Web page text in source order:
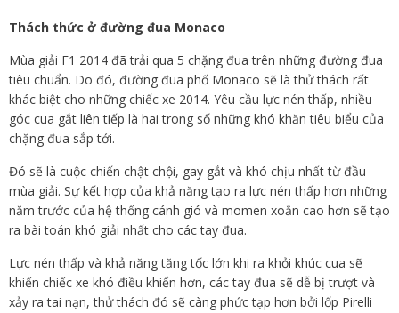
Thách thức ở đường đua Monaco
Mùa giải F1 2014 đã trải qua 5 chặng đua trên những đường đua
tiêu chuẩn. Do đó, đường đua phố Monaco sẽ là thử thách rất
khác biệt cho những chiếc xe 2014. Yêu cầu lực nén thấp, nhiều
góc cua gắt liên tiếp là hai trong số những khó khăn tiêu biểu của
chặng đua sắp tới.
Đó sẽ là cuộc chiến chật chội, gay gắt và khó chịu nhất từ đầu
mùa giải. Sự kết hợp của khả năng tạo ra lực nén thấp hơn những
năm trước của hệ thống cánh gió và momen xoắn cao hơn sẽ tạo
ra bài toán khó giải nhất cho các tay đua.
Lực nén thấp và khả năng tăng tốc lớn khi ra khỏi khúc cua sẽ
khiến chiếc xe khó điều khiển hơn, các tay đua sẽ dễ bị trượt và
xảy ra tai nạn, thử thách đó sẽ càng phức tạp hơn bởi lốp Pirelli